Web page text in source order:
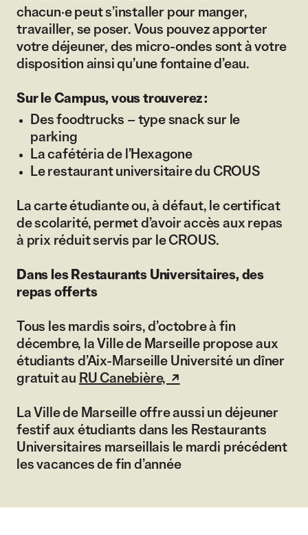
chacun·e peut s’installer pour manger,
travailler, se poser. Vous pouvez apporter
votre déjeuner, des micro-ondes sont à votre
disposition ainsi qu’une fontaine d’eau.
Sur le Campus, vous trouverez :
Des foodtrucks – type snack sur le
parking
La cafétéria de l’Hexagone
Le restaurant universitaire du CROUS
La carte étudiante ou, à défaut, le certificat
de scolarité, permet d’avoir accès aux repas
à prix réduit servis par le CROUS.
Dans les Restaurants Universitaires, des
repas offerts
Tous les mardis soirs, d’octobre à fin
décembre, la Ville de Marseille propose aux
étudiants d’Aix-Marseille Université un dîner
gratuit au RU Canebière, (lien externe)
La Ville de Marseille offre aussi un déjeuner
festif aux étudiants dans les Restaurants
Universitaires marseillais le mardi précédent
les vacances de fin d’année